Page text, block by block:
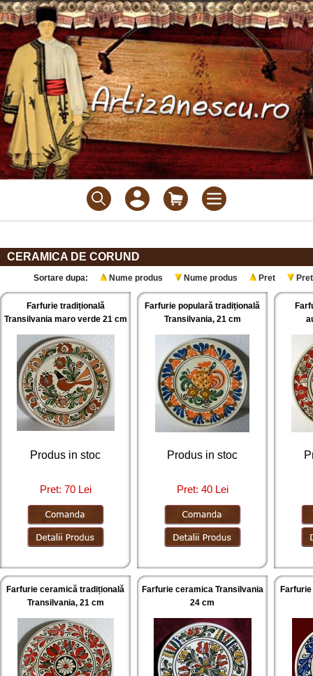
CERAMICA DE CORUND
Sortare dupa: Nume produs Nume produs Pret Pret
Farfurie tradițională
Transilvania maro verde 21 cm
Produs in stoc
Pret: 70 Lei
Farfurie populară tradițională
Transilvania, 21 cm
Produs in stoc
Pret: 40 Lei
Farfurie ceramică tradițională
Transilvania, 21 cm
Farfurie ceramica Transilvania
24 cm